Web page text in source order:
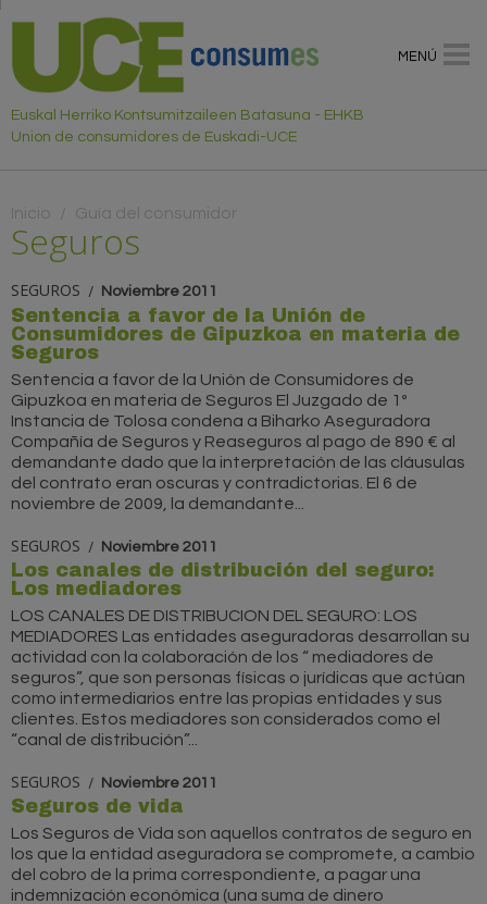
Euskal Herriko Kontsumitzaileen Batasuna - EHKB
Union de consumidores de Euskadi-UCE
Usted está aquí
Inicio Guía del consumidor
Seguros
SEGUROS Noviembre 2011
Sentencia a favor de la Unión de
Consumidores de Gipuzkoa en materia de
Seguros
Sentencia a favor de la Unión de Consumidores de
Gipuzkoa en materia de Seguros El Juzgado de 1º
Instancia de Tolosa condena a Biharko Aseguradora
Compañía de Seguros y Reaseguros al pago de 890 € al
demandante dado que la interpretación de las cláusulas
del contrato eran oscuras y contradictorias. El 6 de
noviembre de 2009, la demandante...
SEGUROS Noviembre 2011
Los canales de distribución del seguro:
Los mediadores
LOS CANALES DE DISTRIBUCION DEL SEGURO: LOS
MEDIADORES Las entidades aseguradoras desarrollan su
actividad con la colaboración de los “ mediadores de
seguros”, que son personas físicas o jurídicas que actúan
como intermediarios entre las propias entidades y sus
clientes. Estos mediadores son considerados como el
“canal de distribución”...
SEGUROS Noviembre 2011
Seguros de vida
Los Seguros de Vida son aquellos contratos de seguro en
los que la entidad aseguradora se compromete, a cambio
del cobro de la prima correspondiente, a pagar una
indemnización económica (una suma de dinero
MENÚ